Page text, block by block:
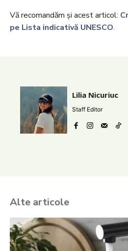
Vă recomandăm și acest articol:
pe Lista indicativă UNESCO.
Lilia Nicuriuc
Staff Editor
Alte articole